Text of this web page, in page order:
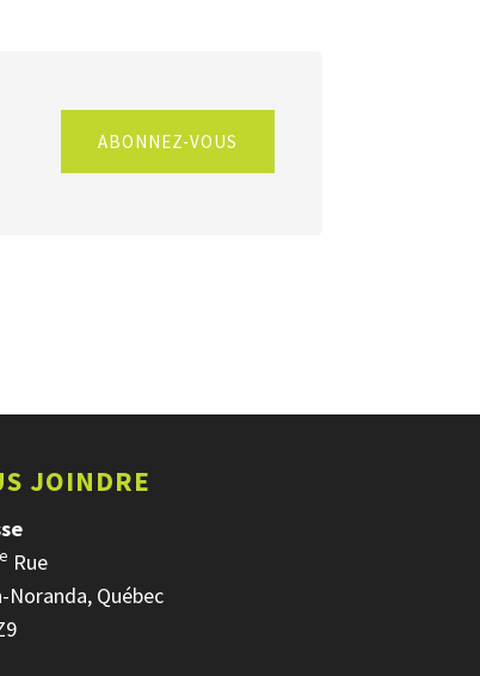
ABONNEZ-VOUS
JOINDRE
e Rue
Noranda, Québec